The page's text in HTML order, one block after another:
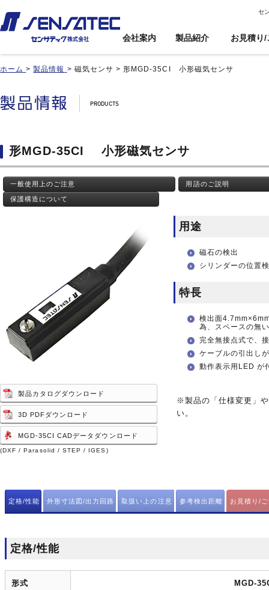
セ
会社案内 製品紹介 お見積り/
品番インデックス
用途事例
近接センサ
差動容量型近接センサ
磁気センサ
サ
タッチセンサ
光電センサ
赤外線温度センサ
文
利用規約
近接センサ
差動容量型近接センサ
磁気センサ
サ
タッチセンサ
光電センサ
赤外線温度センサ
ップ
基板実装のご紹介
ホーム >製品情報 > 磁気センサ >形MGD-35CI 小形磁気センサ
形MGD-35CI 小形磁気センサ
一般使用上のご注意 用語のご説明
保護構造について
製品カタログダウンロード
3D PDFダウンロード
MGD-35CI CADデータダウンロード
(DXF / Parasolid / STEP / IGES)
用途
磁石の検出
シリンダーの位置
特長
検出面
為、スペースの無
完全無接点式で、
ケーブルの引出し
動作表示用LED が
※製品の「仕様変更」
い。
定格/性能 外形寸法図/出力回路 取扱い上の注意 参考検出距離 お見積り/
定格/性能
形式 MGD-